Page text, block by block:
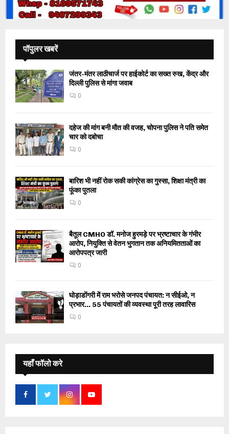
पॉपुलर खबरें
जंतर-मंतर लाठीचार्ज पर हाईकोर्ट का सख्त रुख, केंद्र और
दिल्ली पुलिस से मांगा जवाब
0
दहेज की मांग बनी मौत की वजह, चोपना पुलिस ने पति समेत
चार को दबोचा
0
बारिश भी नहीं रोक सकी कांग्रेस का गुस्सा, शिक्षा मंत्री का
फूंका पुतला
0
बैतूल CMHO डॉ. मनोज हुरमड़े पर भ्रष्टाचार के गंभीर
आरोप, नियुक्ति से वेतन भुगतान तक अनियमितताओं का
आरोपपत्र जारी
0
घोड़ाडोंगरी में राम भरोसे जनपद पंचायत: न सीईओ, न
प्रभार… 55 पंचायतों की व्यवस्था पूरी तरह लावारिस
0
यहाँ फॉलो करे